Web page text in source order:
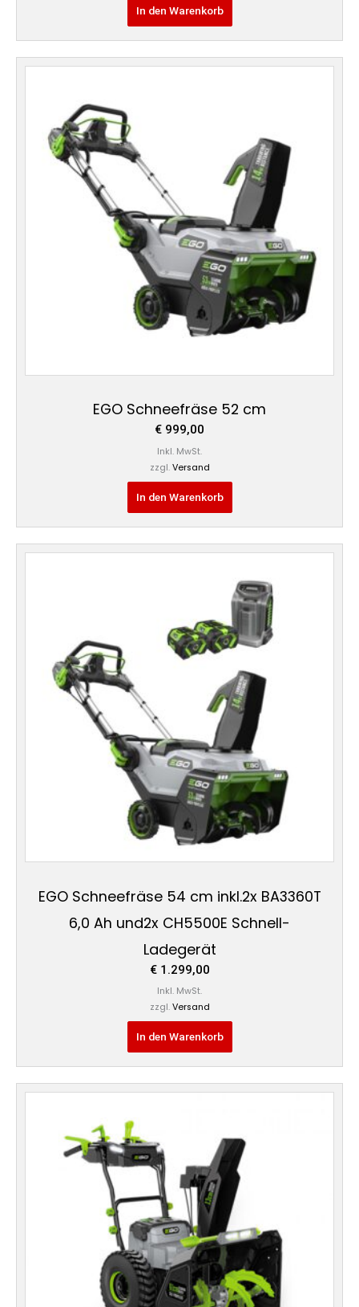
In den Warenkorb
EGO Schneefräse 52 cm
€ 999,00
Inkl. MwSt.
zzgl. Versand
In den Warenkorb
EGO Schneefräse 54 cm inkl.2x BA3360T
6,0 Ah und2x CH5500E Schnell-
Ladegerät
€1.299,00
Inkl. MwSt.
zzgl. Versand
In den Warenkorb